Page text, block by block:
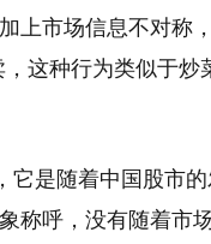
市场信息不对称
这种行为类似于炒
它是随着中国股市
称呼，没有随着市